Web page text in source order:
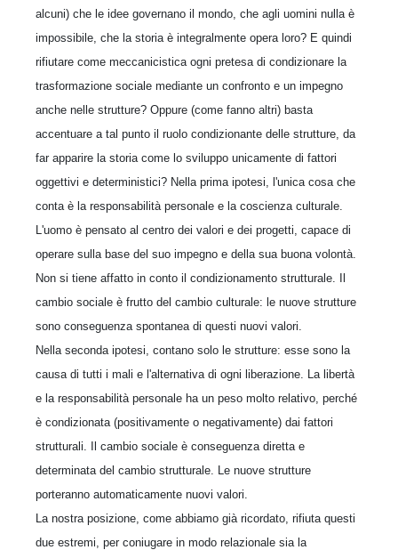
alcuni) che le idee governano il mondo, che agli uomini nulla è
impossibile, che la storia è integralmente opera loro? E quindi
rifiutare come meccanicistica ogni pretesa di condizionare la
trasformazione sociale mediante un confronto e un impegno
anche nelle strutture? Oppure (come fanno altri) basta
accentuare a tal punto il ruolo condizionante delle strutture, da
far apparire la storia come lo sviluppo unicamente di fattori
oggettivi e deterministici? Nella prima ipotesi, l'unica cosa che
conta è la responsabilità personale e la coscienza culturale.
L'uomo è pensato al centro dei valori e dei progetti, capace di
operare sulla base del suo impegno e della sua buona volontà.
Non si tiene affatto in conto il condizionamento strutturale. Il
cambio sociale è frutto del cambio culturale: le nuove strutture
sono conseguenza spontanea di questi nuovi valori.
Nella seconda ipotesi, contano solo le strutture: esse sono la
causa di tutti i mali e l'alternativa di ogni liberazione. La libertà
e la responsabilità personale ha un peso molto relativo, perché
è condizionata (positivamente o negativamente) dai fattori
strutturali. Il cambio sociale è conseguenza diretta e
determinata del cambio strutturale. Le nuove strutture
porteranno automaticamente nuovi valori.
La nostra posizione, come abbiamo già ricordato, rifiuta questi
due estremi, per coniugare in modo relazionale sia la